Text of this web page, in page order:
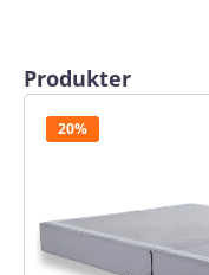
Produktgalerie
Produkter
20%